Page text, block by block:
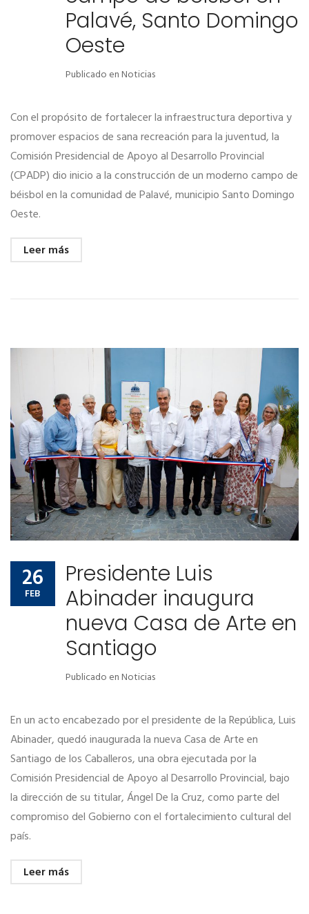
Palavé, Santo Domingo
Oeste
Publicado enNoticias
Con el propósito de fortalecer la infraestructura deportiva y
promover espacios de sana recreación para la juventud, la
Comisión Presidencial de Apoyo al Desarrollo Provincial
(CPADP) dio inicio a la construcción de un moderno campo de
béisbol en la comunidad de Palavé, municipio Santo Domingo
Oeste.
Leer más
26
FEB
Presidente Luis
Abinader inaugura
nueva Casa de Arte en
Santiago
Publicado enNoticias
En un acto encabezado por el presidente de la República, Luis
Abinader, quedó inaugurada la nueva Casa de Arte en
Santiago de los Caballeros, una obra ejecutada por la
Comisión Presidencial de Apoyo al Desarrollo Provincial, bajo
la dirección de su titular, Ángel De la Cruz, como parte del
compromiso del Gobierno con el fortalecimiento cultural del
país.
Leer más